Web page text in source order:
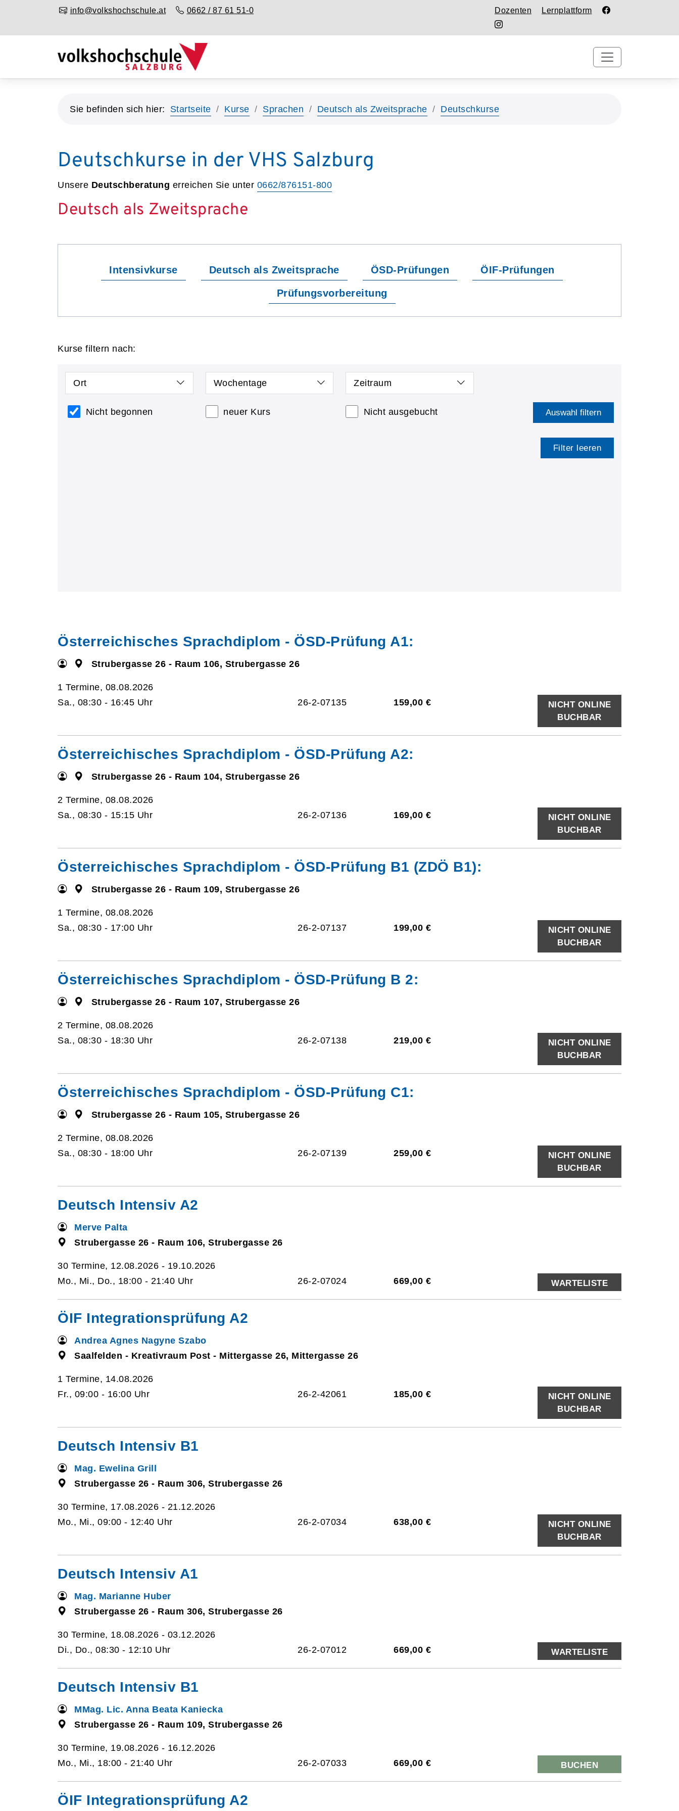
info@volkshochschule.at 0662 / 87 61 51-0 Dozenten Lernplattform
Sie befinden sich hier: Startseite Kurse Sprachen Deutsch als Zweitsprache Deutschkurse
Deutschkurse in der VHS Salzburg
Unsere Deutschberatung erreichen Sie unter 0662/876151-800
Deutsch als Zweitsprache
Intensivkurse Deutsch als Zweitsprache ÖSD-Prüfungen ÖIF-Prüfungen
Prüfungsvorbereitung
Kurse filtern nach:
Ort Wochentage Zeitraum
Nicht begonnen neuer Kurs Nicht ausgebucht Auswahl filtern
Filter leeren
Österreichisches Sprachdiplom - ÖSD-Prüfung A1:
Strubergasse 26 - Raum 106, Strubergasse 26
1 Termine, 08.08.2026
Sa., 08:30 - 16:45 Uhr
26-2-07135 159,00 €
NICHT ONLINE
BUCHBAR
Österreichisches Sprachdiplom - ÖSD-Prüfung A2:
Strubergasse 26 - Raum 104, Strubergasse 26
2 Termine, 08.08.2026
Sa., 08:30 - 15:15 Uhr
26-2-07136 169,00 €
NICHT ONLINE
BUCHBAR
Österreichisches Sprachdiplom - ÖSD-Prüfung B1 (ZDÖ B1):
Strubergasse 26 - Raum 109, Strubergasse 26
1 Termine, 08.08.2026
Sa., 08:30 - 17:00 Uhr
26-2-07137 199,00 €
NICHT ONLINE
BUCHBAR
Österreichisches Sprachdiplom - ÖSD-Prüfung B 2:
Strubergasse 26 - Raum 107, Strubergasse 26
2 Termine, 08.08.2026
Sa., 08:30 - 18:30 Uhr
26-2-07138 219,00 €
NICHT ONLINE
BUCHBAR
Österreichisches Sprachdiplom - ÖSD-Prüfung C1:
Strubergasse 26 - Raum 105, Strubergasse 26
2 Termine, 08.08.2026
Sa., 08:30 - 18:00 Uhr
26-2-07139 259,00 €
NICHT ONLINE
BUCHBAR
Deutsch Intensiv A2
Merve Palta
Strubergasse 26 - Raum 106, Strubergasse 26
30 Termine, 12.08.2026 - 19.10.2026
Mo., Mi., Do., 18:00 - 21:40 Uhr
26-2-07024 669,00 € WARTELISTE
ÖIF Integrationsprüfung A2
Andrea Agnes Nagyne Szabo
Saalfelden - Kreativraum Post - Mittergasse 26, Mittergasse 26
1 Termine, 14.08.2026
Fr., 09:00 - 16:00 Uhr
26-2-42061 185,00 €
NICHT ONLINE
BUCHBAR
Deutsch Intensiv B1
Mag. Ewelina Grill
Strubergasse 26 - Raum 306, Strubergasse 26
30 Termine, 17.08.2026 - 21.12.2026
Mo., Mi., 09:00 - 12:40 Uhr
26-2-07034 638,00 €
NICHT ONLINE
BUCHBAR
Deutsch Intensiv A1
Mag. Marianne Huber
Strubergasse 26 - Raum 306, Strubergasse 26
30 Termine, 18.08.2026 - 03.12.2026
Di., Do., 08:30 - 12:10 Uhr
26-2-07012 669,00 € WARTELISTE
Deutsch Intensiv B1
MMag. Lic. Anna Beata Kaniecka
Strubergasse 26 - Raum 109, Strubergasse 26
30 Termine, 19.08.2026 - 16.12.2026
Mo., Mi., 18:00 - 21:40 Uhr
26-2-07033 669,00 € BUCHEN
ÖIF Integrationsprüfung A2